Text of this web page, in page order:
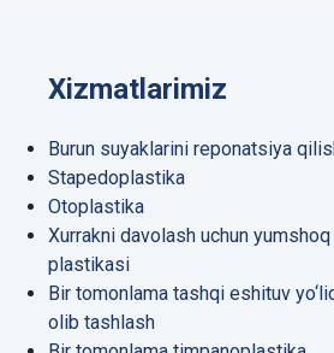
Xizmatlarimiz
Burun suyaklarini reponatsiya
Stapedoplastika
Otoplastika
Xurrakni davolash uchun
plastikasi
Bir tomonlama tashqi eshituv
olib tashlash